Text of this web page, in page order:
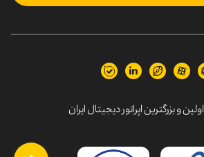
اولین و بزرگترین اپراتور دیجیتال ایران